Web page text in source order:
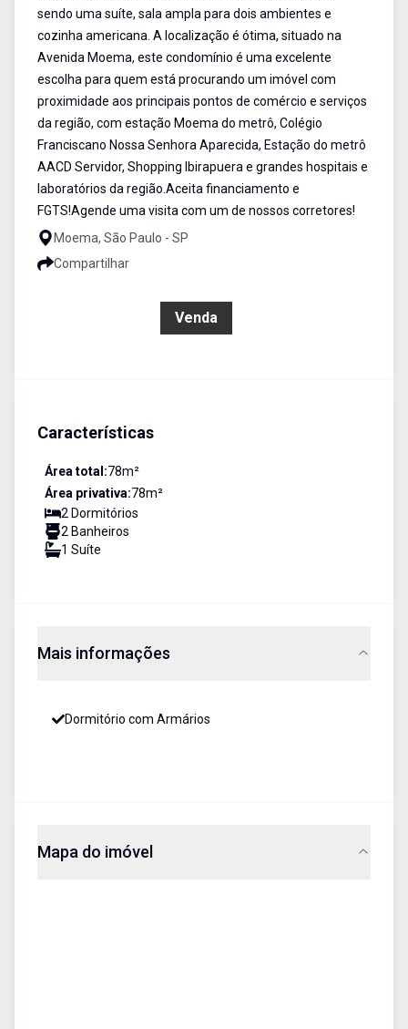
sendo uma suíte, sala ampla para dois ambientes e
cozinha americana. A localização é ótima, situado na
Avenida Moema, este condomínio é uma excelente
escolha para quem está procurando um imóvel com
proximidade aos principais pontos de comércio e serviços
da região, com estação Moema do metrô, Colégio
Franciscano Nossa Senhora Aparecida, Estação do metrô
AACD Servidor, Shopping Ibirapuera e grandes hospitais e
laboratórios da região.Aceita financiamento e
FGTS!Agende uma visita com um de nossos corretores!
Moema, São Paulo - SP
Compartilhar
Venda
Características
Área total:78m²
Área privativa:78m²
2 Dormitórios
2 Banheiros
1 Suíte
Mais informações
Dormitório com Armários
Mapa do imóvel